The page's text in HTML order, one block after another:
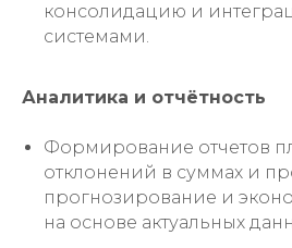
консолидацию и
системами.
Аналитика и отчётность
Формирование отчетов
отклонений в суммах и
прогнозирование и
на основе актуальных